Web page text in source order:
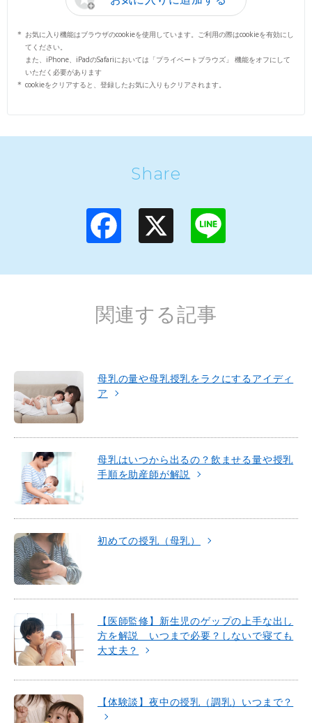
お気に入り機能はブラウザのcookieを使用しています。ご利用の際はcookieを有効にし
てください。
また、iPhone、iPadのSafariにおいては「プライベートブラウズ」 機能をオフにして
いただく必要があります
cookieをクリアすると、登録したお気に入りもクリアされます。
Share
L
e
関連する記事
母乳の量や母乳授乳をラクにするアイディ
ア
母乳はいつから出るの？飲ませる量や授乳
手順を助産師が解説
初めての授乳（母乳）
【医師監修】新生児のゲップの上手な出し
方を解説 いつまで必要？しないで寝ても
大丈夫？
【体験談】夜中の授乳（調乳）いつまで？